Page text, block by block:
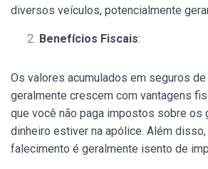
diversos veículos, potencialmente
Benefícios Fiscais:
Os valores acumulados em seguros
geralmente crescem com vantagens
que você não paga impostos sobre os
dinheiro estiver na apólice. Além
falecimento é geralmente isento de